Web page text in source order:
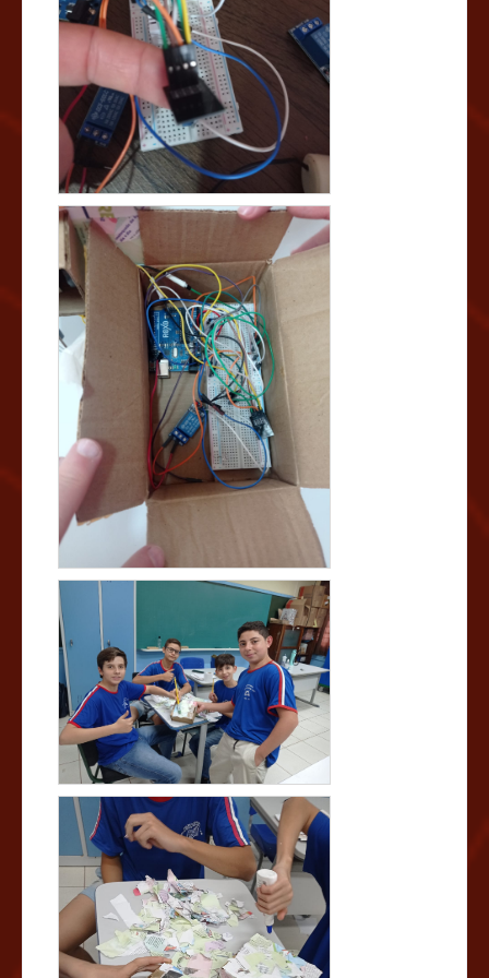
notáveis, destacando-se pela precisão no controle das
condições internas da composteira e pelo uso de
materiais reciclados. A automação garantiu um
ambiente ideal para a decomposição, resultando em
húmus de qualidade. A EcoComposteira foi bem
avaliada nas opinião de diversos setores, sendo
elogiada pela combinação de sustentabilidade com
tecnologia acessível. A EcoComposteira demonstrou
grande potencial para compostagem doméstica,
aliando práticas sustentáveis a soluções tecnológicas
eficientes. A precisão no controle do processo de
decomposição e o uso de materiais reciclados
reforçam seu impacto ambiental positivo e sua
viabilidade como ferramenta de compostagem para
residências.